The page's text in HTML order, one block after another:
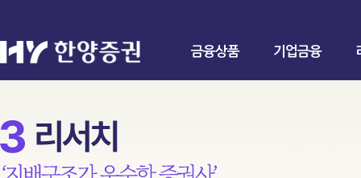
금융상품 기업금융